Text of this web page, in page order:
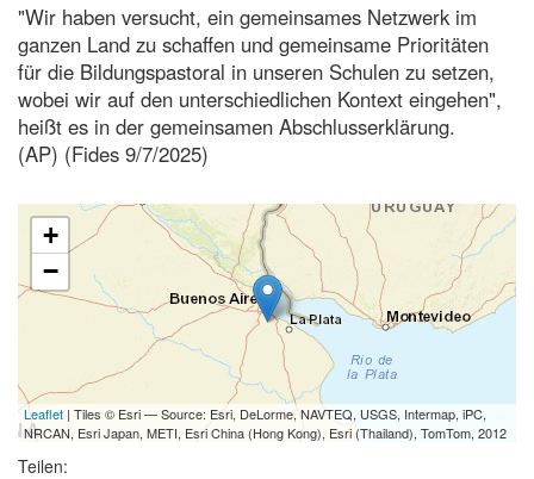
"Wir haben versucht, ein gemeinsames Netzwerk im
ganzen Land zu schaffen und gemeinsame Prioritäten
für die Bildungspastoral in unseren Schulen zu setzen,
wobei wir auf den unterschiedlichen Kontext eingehen",
heißt es in der gemeinsamen Abschlusserklärung.
(AP) (Fides 9/7/2025)
+
−
Leaflet | Tiles © Esri — Source: Esri, DeLorme, NAVTEQ, USGS, Intermap, iPC,
NRCAN, Esri Japan, METI, Esri China (Hong Kong), Esri (Thailand), TomTom, 2012
Teilen: